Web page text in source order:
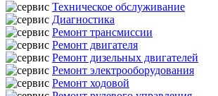
Техническое обслуживание
Диагностика
Ремонт трансмиссии
Ремонт двигателя
Ремонт дизельных двигателей
Ремонт электрооборудования
Ремонт ходовой